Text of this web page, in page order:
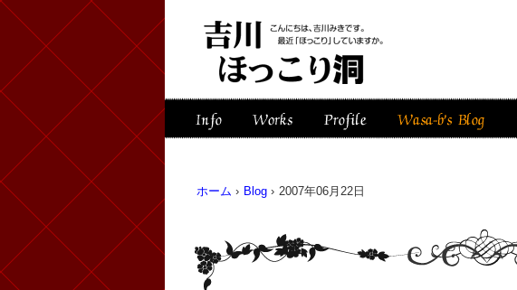
ホーム › Blog › 2007年06月22日